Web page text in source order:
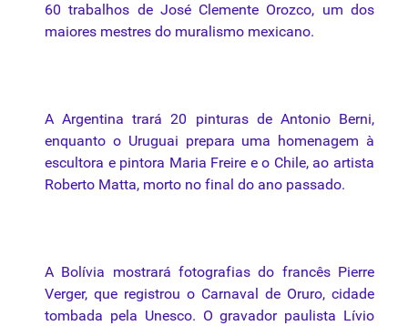
60 trabalhos de José Clemente Orozco, um dos
maiores mestres do muralismo mexicano.
A Argentina trará 20 pinturas de Antonio Berni,
enquanto o Uruguai prepara uma homenagem à
escultora e pintora Maria Freire e o Chile, ao artista
Roberto Matta, morto no final do ano passado.
A Bolívia mostrará fotografias do francês Pierre
Verger, que registrou o Carnaval de Oruro, cidade
tombada pela Unesco. O gravador paulista Lívio